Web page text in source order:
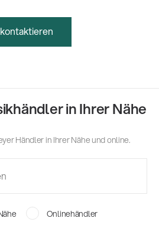
kontaktieren
in Ihrer Nähe
Händler in Ihrer Nähe und online.
Onlinehändler